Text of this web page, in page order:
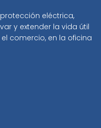
eléctrica,
y extender la vida útil
comercio, en la oficina